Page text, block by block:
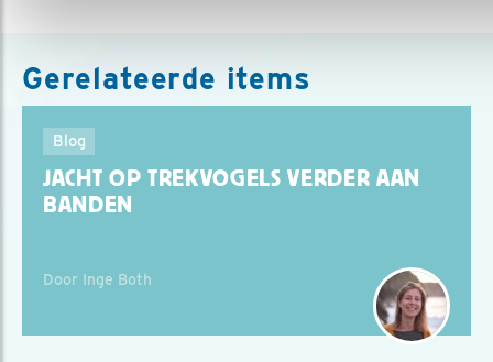
Gerelateerde items
Blog
JACHT OP TREKVOGELS VERDER AAN
BANDEN
Door Inge Both